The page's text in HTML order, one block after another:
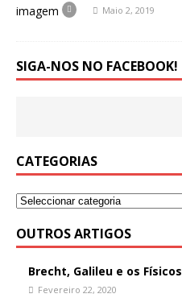
Maio 2, 2019
SIGA-NOS NO FACEBOOK!
CATEGORIAS
OUTROS ARTIGOS
Brecht, Galileu e os Físicos
Fevereiro 22, 2020